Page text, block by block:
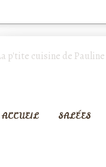
ACCUEIL SALÉES